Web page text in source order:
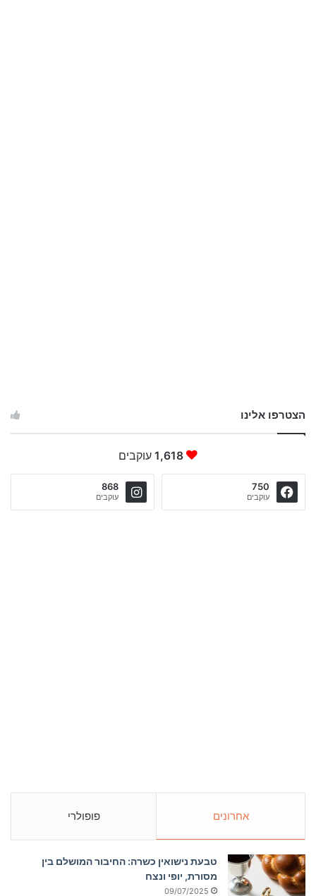
הצטרפו אלינו
1,618 עוקבים
750
עוקבים
868
עוקבים
אחרונים פופולרי
טבעת נישואין כשרה: החיבור המושלם בין
מסורת, יופי ונצח
09/07/2025